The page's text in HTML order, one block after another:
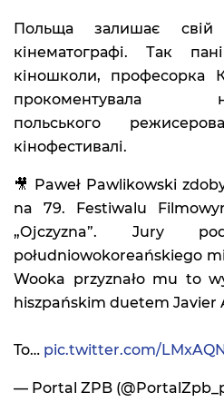
Польща залишає
кінематографі. Так
кіношколи, професорка
польського
кінофестивалі.
🎥 Paweł Pawlikowski
na 79. Festiwalu
„Ojczyzna”. Jury
południowokoreańskiego
Wooka przyznało mu to
hiszpańskim duetem Javier
To… pic.twitter.com/
— Portal ZPB